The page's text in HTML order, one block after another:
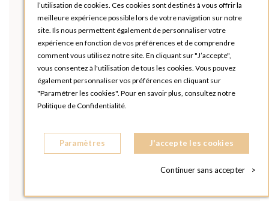
l’utilisation de cookies. Ces cookies sont destinés à vous offrir la
meilleure expérience possible lors de votre navigation sur notre
site. Ils nous permettent également de personnaliser votre
expérience en fonction de vos préférences et de comprendre
comment vous utilisez notre site. En cliquant sur "J’accepte",
vous consentez à l'utilisation de tous les cookies. Vous pouvez
également personnaliser vos préférences en cliquant sur
"Paramétrer les cookies". Pour en savoir plus, consultez notre
Politique de Confidentialité.
Paramètres J'accepte les cookies
Continuer sans accepter >